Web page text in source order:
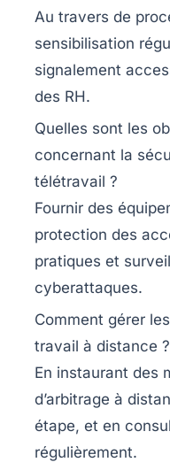
Au travers de
sensibilisation
signalement
des RH.
Quelles sont les
concernant la
télétravail ?
Fournir des
protection des
pratiques et
cyberattaques.
Comment gérer
travail à distance ?
En instaurant des
d’arbitrage à
étape, et en
régulièrement.